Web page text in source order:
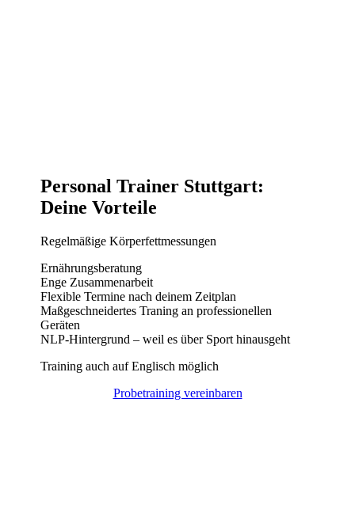
Personal Trainer Stuttgart:
Deine Vorteile
Regelmäßige Körperfettmessungen
Ernährungsberatung
Enge Zusammenarbeit
Flexible Termine nach deinem Zeitplan
Maßgeschneidertes Traning an professionellen
Geräten
NLP-Hintergrund – weil es über Sport hinausgeht
Training auch auf Englisch möglich
Probetraining vereinbaren